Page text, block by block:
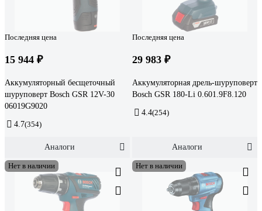
Последняя цена
15 944 ₽
Аккумуляторный бесщеточный
шуруповерт Bosch GSR 12V-30
06019G9020
4.7(354)
Аналоги
Последняя цена
29 983 ₽
Аккумуляторная дрель-шуруповерт
Bosch GSR 180-Li 0.601.9F8.120
4.4(254)
Аналоги
Нет в наличии Нет в наличии